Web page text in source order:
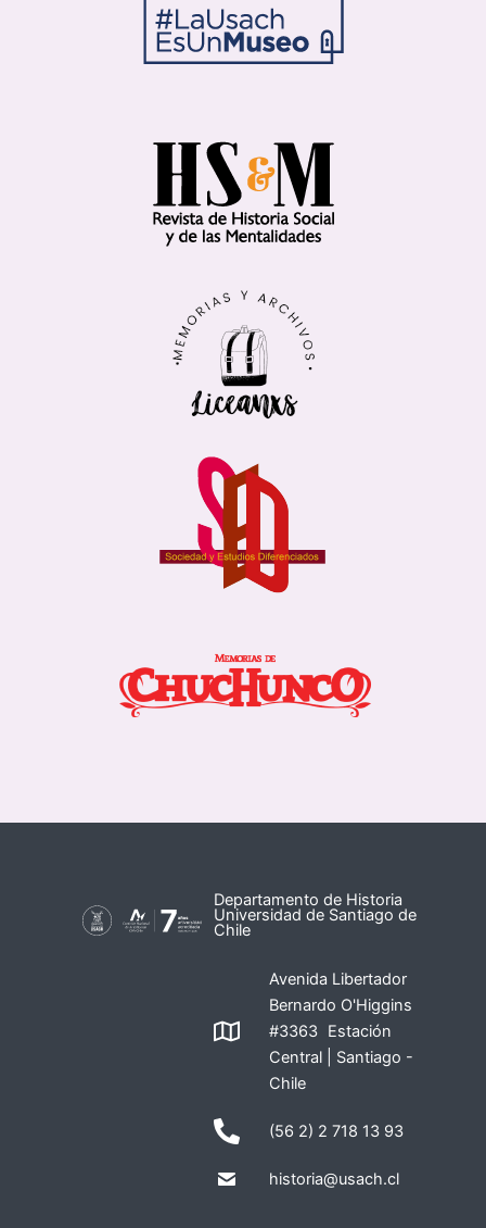
Departamento de Historia
Universidad de Santiago de
Chile
Avenida Libertador
Bernardo O'Higgins
#3363 Estación
Central | Santiago -
Chile
(56 2) 2 718 13 93
historia@usach.cl